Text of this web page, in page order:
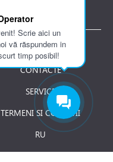
Scrie aici un
vă răspundem in
timp posibil!
DESPRE NOI
CONTACTE
SERVICE
TERMENI SI CONDITII
RU
JOBURI